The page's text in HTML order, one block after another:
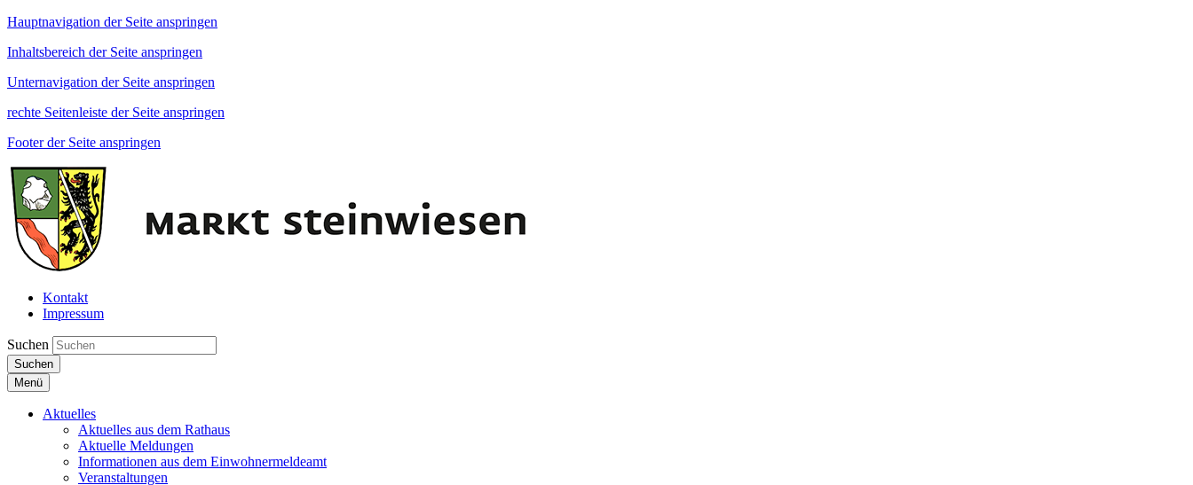
Hauptnavigation der Seite anspringen
Inhaltsbereich der Seite anspringen
Unternavigation der Seite anspringen
rechte Seitenleiste der Seite anspringen
Footer der Seite anspringen
Kontakt
Impressum
Suchen
Suchen
Menü
Aktuelles
Aktuelles aus dem Rathaus
Aktuelle Meldungen
Informationen aus dem Einwohnermeldeamt
Veranstaltungen